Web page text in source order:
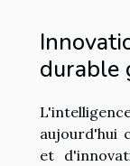
durable
aujourd'hui
et